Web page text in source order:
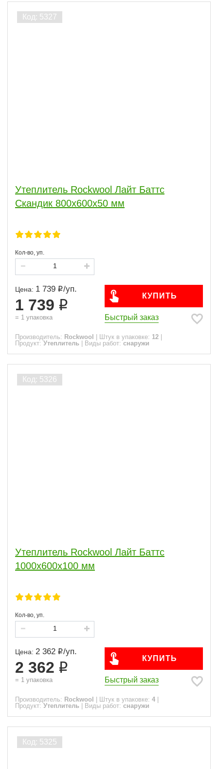
Утеплитель Rockwool Лайт Баттс
Скандик 800х600х50 мм
Кол-во, уп.
Цена: 1 739 /уп.
1 739
= 1 упаковка
КУПИТЬ
Быстрый заказ
Производитель: Rockwool Штук в упаковке: 12
Продукт: Утеплитель Виды работ: снаружи
Утеплитель Rockwool Лайт Баттс
1000х600х100 мм
Кол-во, уп.
Цена: 2 362 /уп.
2 362
= 1 упаковка
КУПИТЬ
Быстрый заказ
Производитель: Rockwool Штук в упаковке: 4
Продукт: Утеплитель Виды работ: снаружи